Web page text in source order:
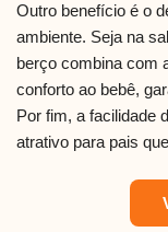
Outro benefício é o
ambiente. Seja na
berço combina com
conforto ao bebê,
Por fim, a facilidade
atrativo para pais